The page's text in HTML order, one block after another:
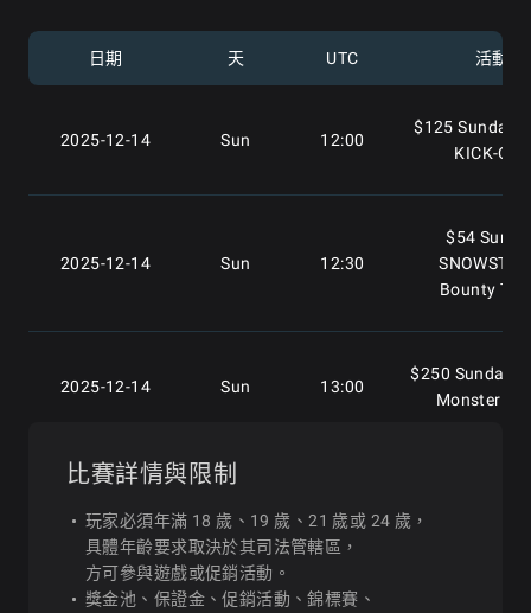
#4: $88
2025-12-18 Thu 18:00
#6: $30 TGIF
#7: $250
2025-12-21 Sun 18:00
日期 天 UTC 活動
2025-12-14 Sun 12:00
$125 Sunday
KICK-OFF
2025-12-14 Sun 12:30
$54
Bounty
2025-12-14 Sun 13:00
$250 Sunday
Monster
2025-12-14 Sun 13:30
比賽詳情與限制
玩家必須年滿 18 歲、19 歲、21 歲或 24 歲，
具體年齡要求取決於其司法管轄區，
方可參與遊戲或促銷活動。
獎金池、保證金、促銷活動、錦標賽、